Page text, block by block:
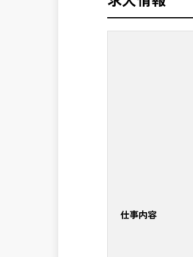
→ 技術士としての
■勤務地について、
（東北地方、関東
■発注者支援業務＜
・NEXCO（ネクス
・設計コンサルテ
・河川巡視支援業務
・道路許認可審査
仕事内容